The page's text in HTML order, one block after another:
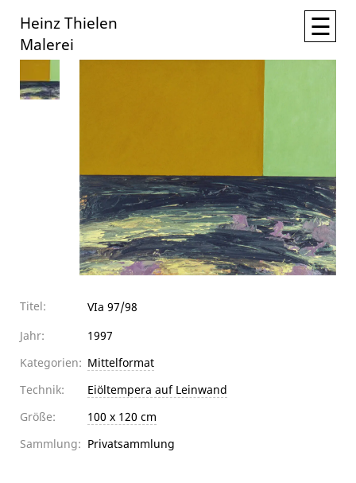
Heinz Thielen
Malerei
☰
Titel:
VIa 97/98
Jahr:
1997
Kategorien: Mittelformat
Technik:
Eiöltempera auf Leinwand
Größe:
100 x 120 cm
Sammlung: Privatsammlung